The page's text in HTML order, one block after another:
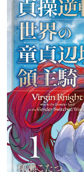
コミッククリエ